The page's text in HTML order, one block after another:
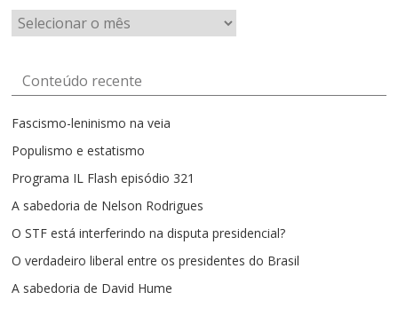
Artigos
por
Conteúdo recente
Fascismo-leninismo na veia
Populismo e estatismo
Programa IL Flash episódio 321
A sabedoria de Nelson Rodrigues
O STF está interferindo na disputa presidencial?
O verdadeiro liberal entre os presidentes do Brasil
A sabedoria de David Hume